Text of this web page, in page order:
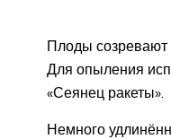
Плоды созревают
Для опыления
«Сеянец ракеты».
Немного